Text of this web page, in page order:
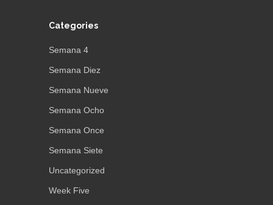
Categories
Semana 4
Semana Diez
Semana Nueve
Semana Ocho
Semana Once
Semana Siete
Uncategorized
Week Five